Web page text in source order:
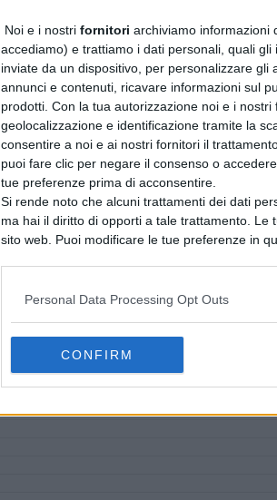
Noi e i nostri fornitori archiviamo informazioni
accediamo) e trattiamo i dati personali, quali
inviate da un dispositivo, per personalizzare
annunci e contenuti, ricavare informazioni sul
prodotti. Con la tua autorizzazione noi e i
geolocalizzazione e identificazione tramite la
consentire a noi e ai nostri fornitori il
puoi fare clic per negare il consenso o
tue preferenze prima di acconsentire.
Si rende noto che alcuni trattamenti dei dati
ma hai il diritto di opporti a tale trattamento.
sito web. Puoi modificare le tue preferenze in
Personal Data Processing Opt Outs
CONFIRM